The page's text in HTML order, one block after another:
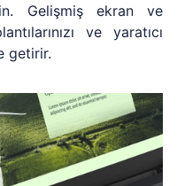
Gelişmiş ekran ve
ve yaratıcı
getirir.